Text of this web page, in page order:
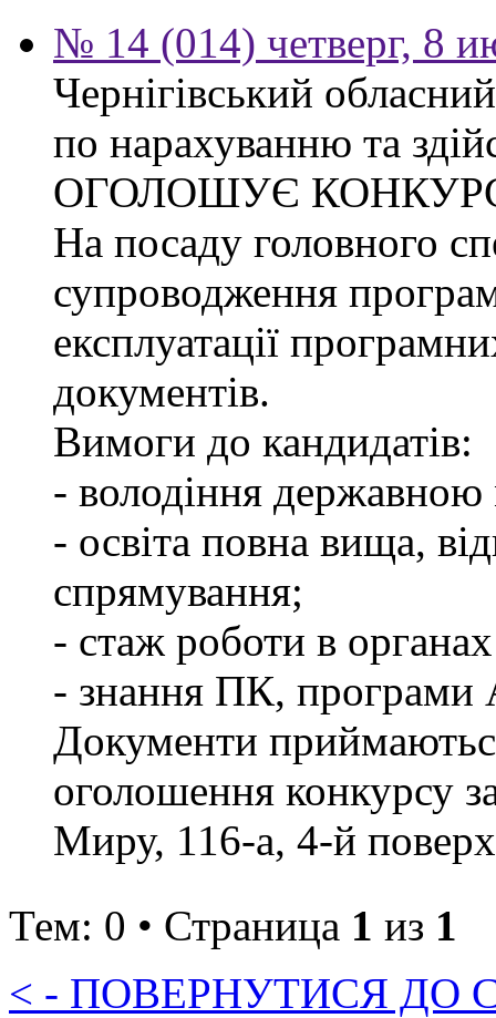
№ 14 (014) четверг, 8
Чернігівський
по нарахуванню та
ОГОЛОШУЄ
На посаду головного
супроводження
експлуатації
документів.
Вимоги до кандидатів:
- володіння
- освіта повна вища,
спрямування;
- стаж роботи в
- знання ПК,
Документи
оголошення конкурсу
Миру, 116-а, 4-й
Тем: 0 • Страница 1 из 1
< - ПОВЕРНУТИСЯ ДО